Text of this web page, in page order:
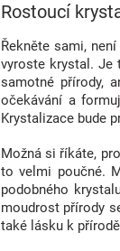
Rostoucí
Řekněte sami,
vyroste krystal. Je
samotné přírody,
očekávání a
Krystalizace bude
Možná si říkáte,
to velmi poučné.
podobného
moudrost přírody
také lásku k